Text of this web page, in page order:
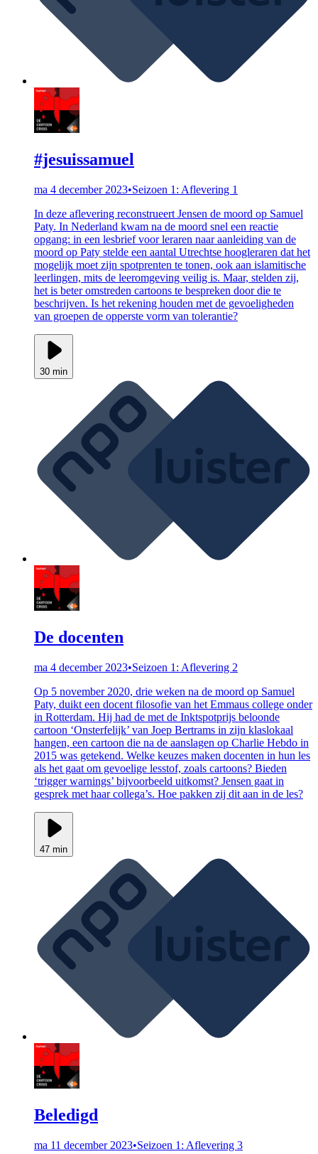
#jesuissamuel
ma 4 december 2023•Seizoen 1: Aflevering 1
In deze aflevering reconstrueert Jensen de moord op Samuel
Paty. In Nederland kwam na de moord snel een reactie
opgang: in een lesbrief voor leraren naar aanleiding van de
moord op Paty stelde een aantal Utrechtse hoogleraren dat het
mogelijk moet zijn spotprenten te tonen, ook aan islamitische
leerlingen, mits de leeromgeving veilig is. Maar, stelden zij,
het is beter omstreden cartoons te bespreken door die te
beschrijven. Is het rekening houden met de gevoeligheden
van groepen de opperste vorm van tolerantie?
30 min
De docenten
ma 4 december 2023•Seizoen 1: Aflevering 2
Op 5 november 2020, drie weken na de moord op Samuel
Paty, duikt een docent filosofie van het Emmaus college onder
in Rotterdam. Hij had de met de Inktspotprijs beloonde
cartoon ‘Onsterfelijk’ van Joep Bertrams in zijn klaslokaal
hangen, een cartoon die na de aanslagen op Charlie Hebdo in
2015 was getekend. Welke keuzes maken docenten in hun les
als het gaat om gevoelige lesstof, zoals cartoons? Bieden
‘trigger warnings’ bijvoorbeeld uitkomst? Jensen gaat in
gesprek met haar collega’s. Hoe pakken zij dit aan in de les?
47 min
Beledigd
ma 11 december 2023•Seizoen 1: Aflevering 3